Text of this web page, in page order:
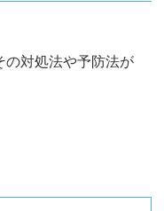
の対処法や予防法が